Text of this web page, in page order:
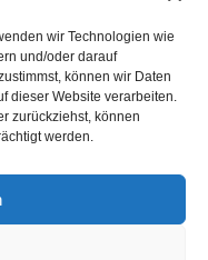
wir Technologien wie
und/oder darauf
können wir Daten
dieser Website verarbeiten.
zurückziehst, können
werden.